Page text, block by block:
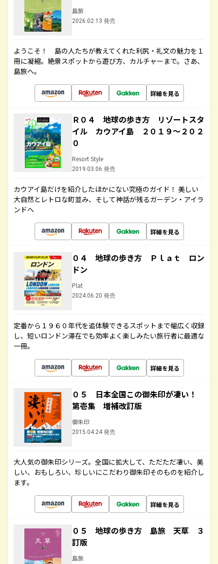
島旅
2026.02.13 発売
ようこそ！ 島の人たちが教えてくれた利尻・礼文の魅力を１
冊に凝縮。絶景スポットから遊び方、カルチャーまで。さあ、
島旅へ。
詳細を見る
Ｒ０４ 地球の歩き方 リゾートスタ
イル カウアイ島 ２０１９～２０２
０
Resort Style
2019.03.06 発売
カウアイ島だけを紹介したほかにない究極のガイド！ 美しい
大自然とレトロな町並み、そして神話が残るガーデン・アイラ
ンドへ
詳細を見る
０４ 地球の歩き方 Ｐｌａｔ ロン
ドン
Plat
2024.06.20 発売
定番から１９６０年代を追体験できるスポットまで幅広く収録
し、短いロンドン滞在でも効率よく楽しみたい旅行者に最適な
一冊。
詳細を見る
０５ 日本全国この御朱印が凄い！
第壱集 増補改訂版
御朱印
2015.04.24 発売
大人気の御朱印シリーズ。全国に拡大して、ただただ凄い、美
しい、おもしろい、珍しいにこだわり御朱印そのものを紹介し
ます。
詳細を見る
０５ 地球の歩き方 島旅 天草 ３
訂版
島旅